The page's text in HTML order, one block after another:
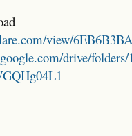
view/
drive/